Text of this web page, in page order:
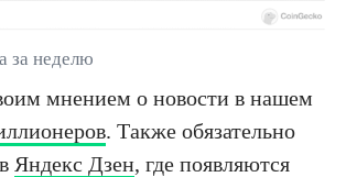
за неделю
мнением о новости в нашем
. Также обязательно
Яндекс Дзен, где появляются